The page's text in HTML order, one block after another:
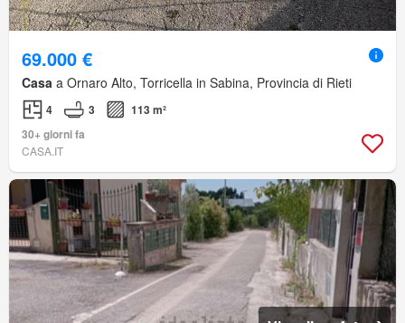
69.000 €
Casa a Ornaro Alto, Torricella in Sabina, Provincia di Rieti
4 3
113 m²
30+ giorni fa
CASA.IT